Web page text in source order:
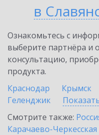
в
Ознакомьтесь с
выберите партнёра и
консультацию,
продукта.
Краснодар
Крымск
Геленджик
Смотрите также:
Карачаево-Черкесская